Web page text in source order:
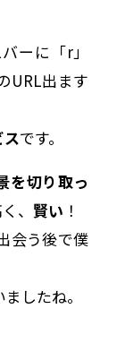
ーに「r」
URL出ます
です。
を切り取っ
、 賢い ！
会う後で僕
したね。